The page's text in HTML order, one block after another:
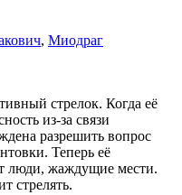
, Миодраг
стрелок. Когда её
из-за связи
разрешить вопрос
Теперь её
люди, жаждущие мести.
стрелять.